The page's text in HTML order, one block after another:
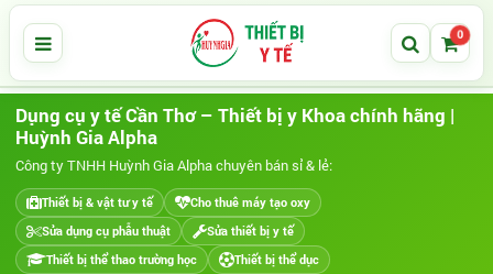
0
Dụng cụ y tế Cần Thơ – Thiết bị y Khoa chính hãng |
Huỳnh Gia Alpha
Công ty TNHH Huỳnh Gia Alpha chuyên bán sỉ & lẻ:
Thiết bị & vật tư y tế
Cho thuê máy tạo oxy
Sửa dụng cụ phẫu thuật
Sửa thiết bị y tế
Thiết bị thể thao trường học
Thiết bị thể dục